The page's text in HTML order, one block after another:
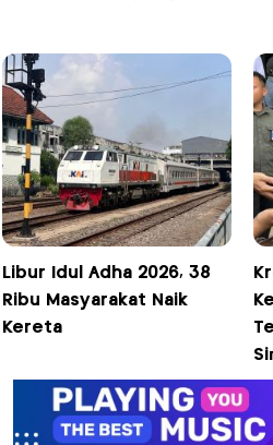
Libur Idul Adha 2026, 38
Ribu Masyarakat Naik
Kereta